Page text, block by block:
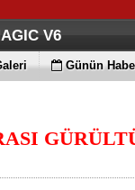
SEVİYOR
GELDİLER
V6
VAR
Günün